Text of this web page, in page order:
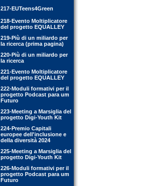
217-EUTeens4Green
218-Evento Moltiplicatore
del progetto EQUALLEY
219-Più di un miliardo per
la ricerca (prima pagina)
220-Più di un miliardo per
la ricerca
221-Evento Moltiplicatore
del progetto EQUALLEY
222-Moduli formativi per il
progetto Podcast para um
Futuro
223-Meeting a Marsiglia del
progetto Digi-Youth Kit
224-Premio Capitali
europee dell'inclusione e
della diversità 2024
225-Meeting a Marsiglia del
progetto Digi-Youth Kit
226-Moduli formativi per il
progetto Podcast para um
Futuro